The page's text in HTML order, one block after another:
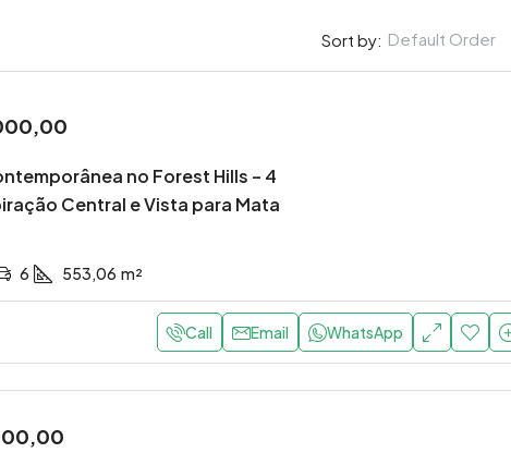
Sort by: Default Order
no Forest Hills – 4
Central e Vista para Mata
6 553,06 m²
Call Email WhatsApp
/Locação
Luiza: Oportunidade em
R$2.750.000,00
R$17.000,00/Locação